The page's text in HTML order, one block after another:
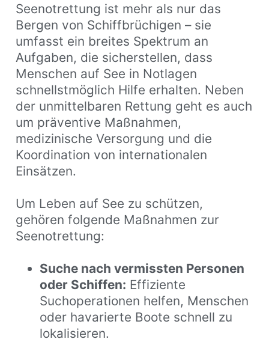
Seenotrettung ist mehr als nur das
Bergen von Schiffbrüchigen – sie
umfasst ein breites Spektrum an
Aufgaben, die sicherstellen, dass
Menschen auf See in Notlagen
schnellstmöglich Hilfe erhalten. Neben
der unmittelbaren Rettung geht es auch
um präventive Maßnahmen,
medizinische Versorgung und die
Koordination von internationalen
Einsätzen.
Um Leben auf See zu schützen,
gehören folgende Maßnahmen zur
Seenotrettung:
Suche nach vermissten Personen
oder Schiffen: Effiziente
Suchoperationen helfen, Menschen
oder havarierte Boote schnell zu
lokalisieren.